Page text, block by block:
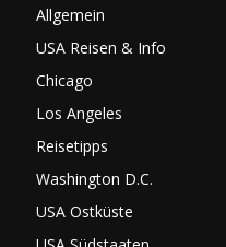
Allgemein
USA Reisen & Info
Chicago
Los Angeles
Reisetipps
Washington D.C.
USA Ostküste